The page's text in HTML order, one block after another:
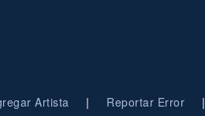
Artista | Reportar Error |